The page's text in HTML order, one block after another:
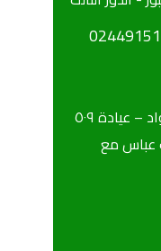
مدينة نصر برج دار الفؤاد – عيادة ٥٠٩
عباس مع